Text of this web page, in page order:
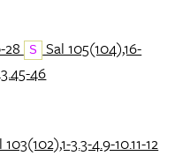
28 S
Sal 105(104),16-
46
103(102),1-3.3-4.9-10.11-12